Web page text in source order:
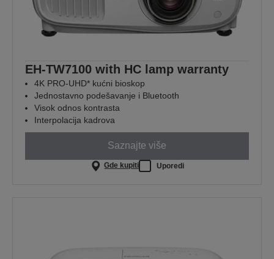
EH-TW7100 with HC lamp warranty
4K PRO-UHD* kućni bioskop
Jednostavno podešavanje i Bluetooth
Visok odnos kontrasta
Interpolacija kadrova
Saznajte više
Gde kupiti Uporedi